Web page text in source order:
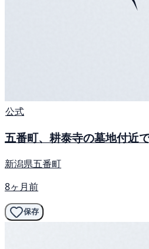
公式
五番町、耕泰寺の墓地付近
新潟県五番町
8ヶ月前
保存